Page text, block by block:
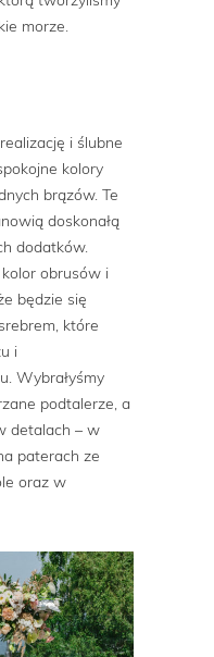
morze.
i ślubne
kolory
brązów. Te
doskonałą
dodatków.
obrusów i
będzie się
które
i
Wybrałyśmy
podtalerze, a
detalach – w
paterach ze
oraz w